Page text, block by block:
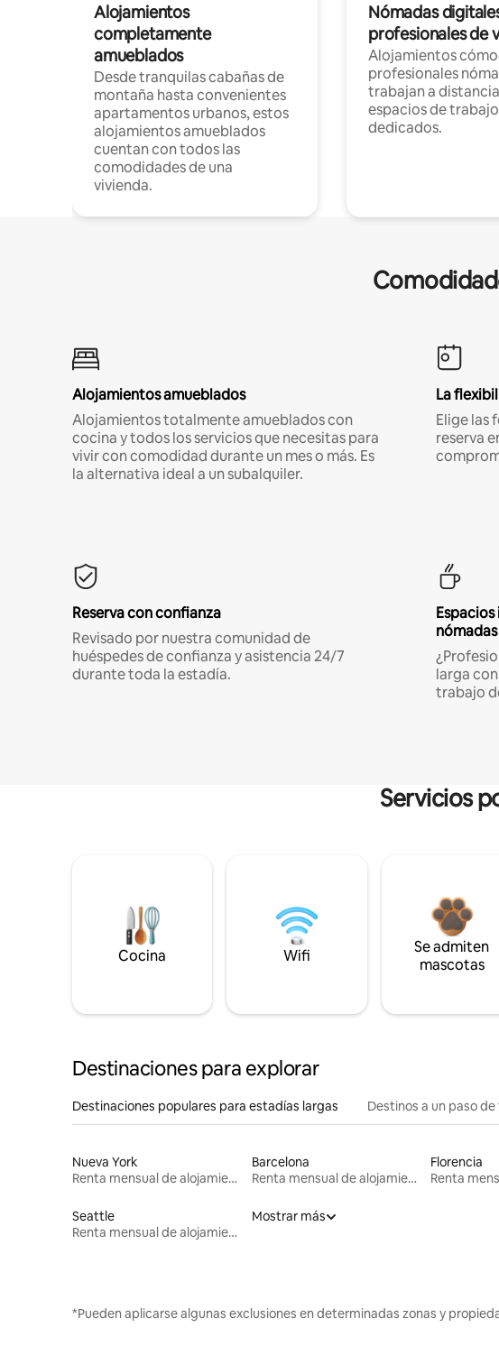
Alojamientos
completamente
amueblados
Desde tranquilas cabañas de
montaña hasta convenientes
apartamentos urbanos, estos
alojamientos amueblados
cuentan con todos las
comodidades de una
vivienda.
Nómadas
profesionales de
Alojamientos
profesionales
trabajan a
espacios de trabajo
dedicados.
Alojamientos amueblados
Alojamientos totalmente amueblados con
cocina y todos los servicios que necesitas para
vivir con comodidad durante un mes o más. Es
la alternativa ideal a un subalquiler.
La
Elige las
reserva
Reserva con confianza
Revisado por nuestra comunidad de
huéspedes de confianza y asistencia 24/7
durante toda la estadía.
larga
trabajo
Servicios
Cocina Wifi
Se admiten
mascotas
Destinaciones para explorar
Destinaciones populares para estadías largas Destinos a un paso de
Nueva York
Renta mensual de alojamientos
Barcelona
Renta mensual de alojamientos
Florencia
Seattle
Renta mensual de alojamientos
Mostrar más
*Pueden aplicarse algunas exclusiones en determinadas zonas y